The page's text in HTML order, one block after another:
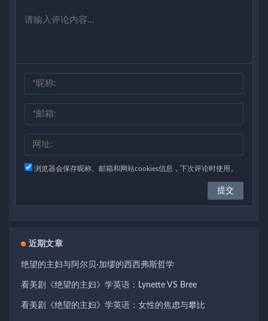
浏览器会保存昵称、邮箱和网站cookies信息，下次评论时使用。
近期文章
绝望的主妇与阿尔贝·加缪的西西弗斯哲学
看美剧《绝望的主妇》学英语：Lynette VS Bree
看美剧《绝望的主妇》学英语：女性的焦虑与攀比